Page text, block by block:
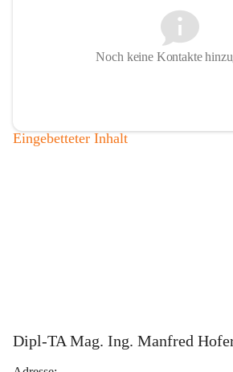
Noch keine Kontakte
Eingebetteter Inhalt
Dipl-TA Mag. Ing. Manfred